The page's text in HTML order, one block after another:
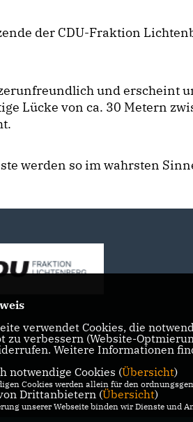
der CDU-Fraktion
und erscheint
Lücke von ca. 30 Metern
werden so im wahrsten
DATENSCHUTZ KONTAKT
verwendet Cookies, die
zu verbessern (Website-
Weitere Informationen
notwendige Cookies (Übersicht)
Cookies werden allein für den
Drittanbietern (Übersicht)
unserer Webseite binden wir Dienste und